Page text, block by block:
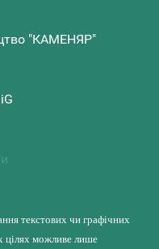
"КАМЕНЯР"
текстових чи графічних
цілях можливе лише